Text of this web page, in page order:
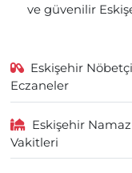
ve güvenilir
Eskişehir Nöbetçi
Eczaneler
Eskişehir Namaz
Vakitleri